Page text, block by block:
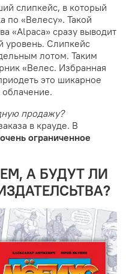
слипкейс, в который
по «Велесу». Такой
«Alpaca» сразу выводит
уровень. Слипкейс
лотом. Таким
«Велес. Избранная
это шикарное
продажу?
в крауде. В
очень ограниченное
А БУДУТ ЛИ